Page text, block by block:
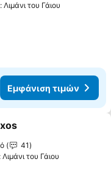
του Γάιου
Εμφάνιση τιμών
στα αγαπημένα
41
του Γάιου